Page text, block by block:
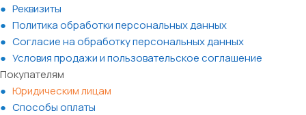
Реквизиты
Политика обработки персональных данных
Согласие на обработку персональных данных
Условия продажи и пользовательское соглашение
Покупателям
Юридическим лицам
Способы оплаты